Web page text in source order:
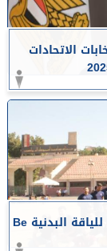
الاتحادات
جامعة أسيوط تشهد انطلاق ”اللقاء الرياضي للياقة البدنية Be